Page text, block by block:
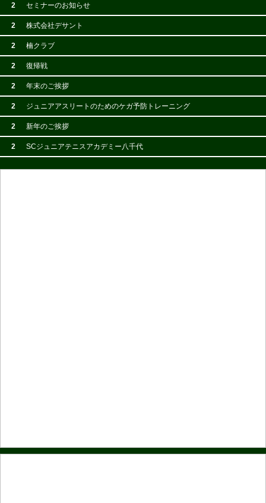
2 セミナーのお知らせ
2 株式会社デサント
2 楠クラブ
2 復帰戦
2 年末のご挨拶
2 ジュニアアスリートのためのケガ予防トレーニング
2 新年のご挨拶
2 SCジュニアテニスアカデミー八千代